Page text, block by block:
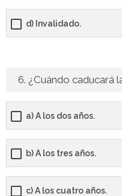
d) Invalidado.
6. ¿Cuándo caducará
a) A los dos años.
b) A los tres años.
c) A los cuatro años.